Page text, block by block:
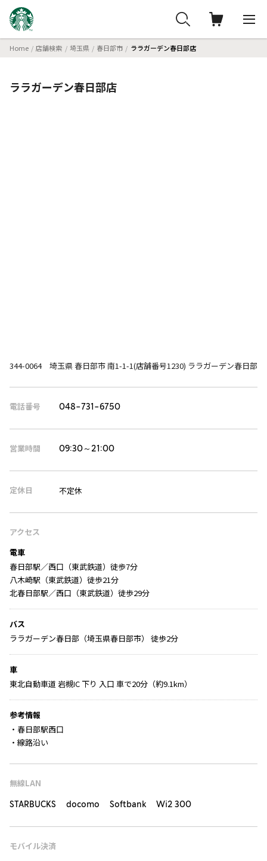
Home 店舗検索 埼玉県 春日部市 ララガーデン春日部店
ララガーデン春日部店
344-0064 埼玉県 春日部市 南1-1-1(店舗番号1230) ララガーデン春日部
電話番号 048-731-6750
営業時間 09:30～21:00
定休日 不定休
アクセス
電車
春日部駅／西口（東武鉄道）徒歩7分
八木崎駅（東武鉄道）徒歩21分
北春日部駅／西口（東武鉄道）徒歩29分
バス
ララガーデン春日部（埼玉県春日部市） 徒歩2分
車
東北自動車道 岩槻IC 下り 入口 車で20分（約9.1km）
参考情報
・春日部駅西口
・線路沿い
無線LAN
STARBUCKS docomo Softbank Wi2 300
モバイル決済